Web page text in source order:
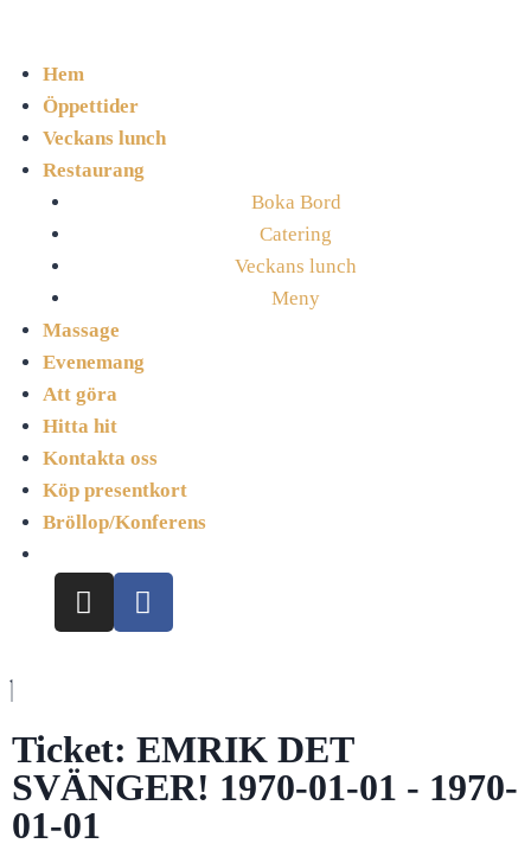
Hem
Öppettider
Veckans lunch
Restaurang
Boka Bord
Catering
Veckans lunch
Meny
Massage
Evenemang
Att göra
Hitta hit
Kontakta oss
Köp presentkort
Bröllop/Konferens
Ticket: EMRIK DET
SVÄNGER! 1970-01-01 - 1970-
01-01